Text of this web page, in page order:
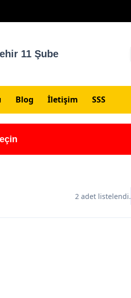
11 Şube
Blog İletişim SSS
2 adet listelendi.